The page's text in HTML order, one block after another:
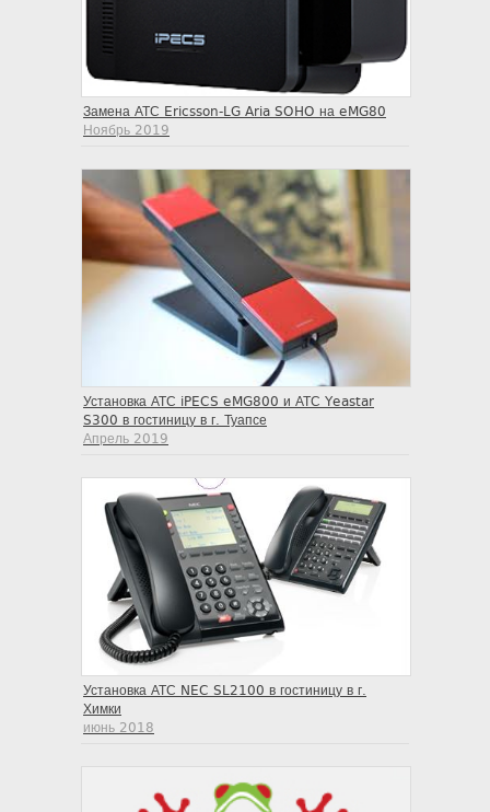
Замена АТС Ericsson-LG Aria SOHO на eMG80
Ноябрь 2019
Установка АТС iPECS eMG800 и АТС Yeastar
S300 в гостиницу в г. Туапсе
Апрель 2019
Установка АТС NEC SL2100 в гостиницу в г.
Химки
июнь 2018